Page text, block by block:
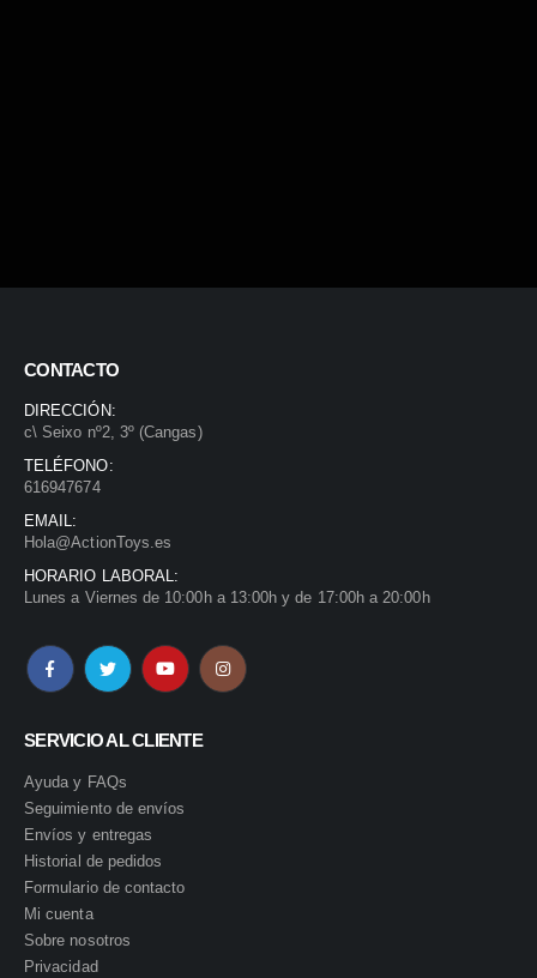
CONTACTO
DIRECCIÓN:
c\ Seixo nº2, 3º (Cangas)
TELÉFONO:
616947674
EMAIL:
Hola@ActionToys.es
HORARIO LABORAL:
Lunes a Viernes de 10:00h a 13:00h y de 17:00h a 20:00h
SERVICIO AL CLIENTE
Ayuda y FAQs
Seguimiento de envíos
Envíos y entregas
Historial de pedidos
Formulario de contacto
Mi cuenta
Sobre nosotros
Privacidad